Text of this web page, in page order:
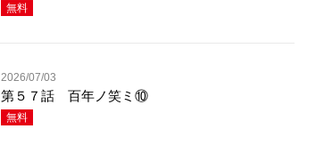
無料
2026/07/03
第５７話 百年ノ笑ミ⑩
無料